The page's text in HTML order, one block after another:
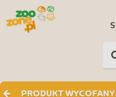
PRODUKT WYCOFANY